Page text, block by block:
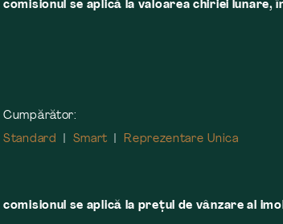
comisionul se aplică la valoarea chiriei
Cumpărător:
Standard
Smart Reprezentare Unica
comisionul se aplică la preţul de vânzare al